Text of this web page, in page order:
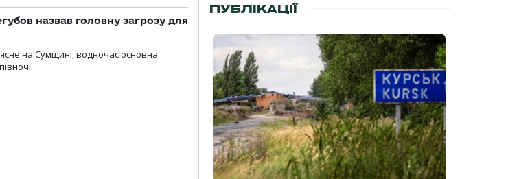
назвав головну загрозу для
на Сумщині, водночас основна
ПУБЛІКАЦІЇ